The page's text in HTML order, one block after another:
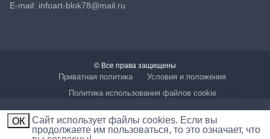
E-mail: infoart-blok78@mail.ru
© Все права защищены
Приватная политика
Условия и положения
Политика использования файлов cookie
ОК
Cайт использует файлы cookies. Если вы
продолжаете им пользоваться, то это означает, что